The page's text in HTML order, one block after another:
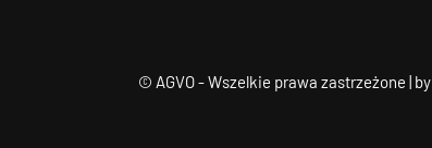
© AGVO - Wszelkie prawa zastrzeżone | by